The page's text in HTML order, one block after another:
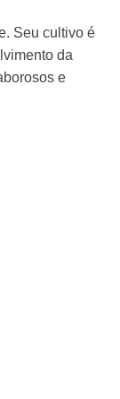
Seu cultivo é
da
e